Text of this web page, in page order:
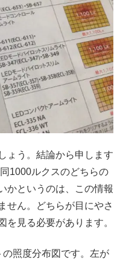
ょう。結論から申します
1000ルクスのどちらの
かというのは、この情報
せん。どちらが目にやさ
を見る必要があります。
の照度分布図です。左が